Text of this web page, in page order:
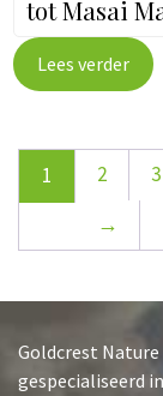
tot Masai
Lees verder
1 2 3
→
Goldcrest
gespecialiseerd